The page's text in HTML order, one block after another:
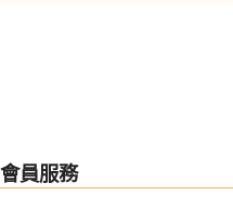
會員服務